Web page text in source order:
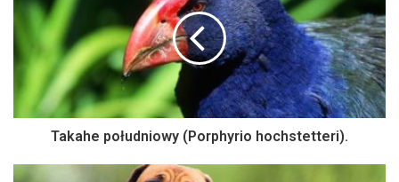
Takahe południowy (Porphyrio hochstetteri).